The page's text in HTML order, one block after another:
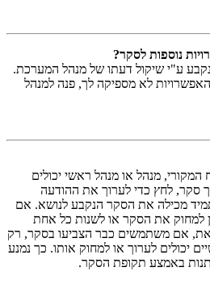
נוספות לסקר?
ע"י שיקול דעתו של מנהל המערכת.
לא מספיקה לך, פנה למנהל
מנהל או מנהל ראשי יכולים
סקר, לחץ כדי לערוך את ההודעה
מכילה את הסקר הנקבע לנושא. אם
למחוק את הסקר או לשנות כל אחת
אם משתמשים כבר הצביעו בסקר, רק
יכולים לערוך או למחוק אותו. כך נמנע
באמצע תקופת הסקר.